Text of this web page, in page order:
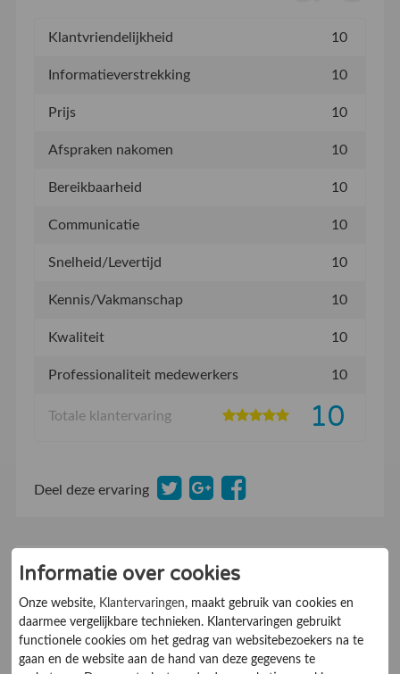
Klantvriendelijkheid 10
Informatieverstrekking 10
Prijs 10
Afspraken nakomen 10
Bereikbaarheid 10
Communicatie 10
Snelheid/Levertijd 10
Kennis/Vakmanschap 10
Kwaliteit 10
Professionaliteit medewerkers 10
Totale klantervaring 10
Deel deze ervaring
10
Geert
Beveelt dit bedrijf aan: Ja
De klant kent ons van: Internet
Informatie over cookies
Onze website, Klantervaringen, maakt gebruik van cookies en
daarmee vergelijkbare technieken. Klantervaringen gebruikt
functionele cookies om het gedrag van websitebezoekers na te
gaan en de website aan de hand van deze gegevens te